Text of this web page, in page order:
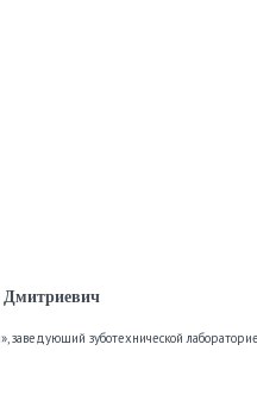
Дмитриевич
заведующий зуботехнической